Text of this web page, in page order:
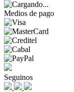
Medios de pago
Seguinos